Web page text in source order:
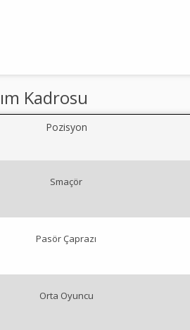
Kadrosu
Pozisyon
Smaçör
Pasör Çaprazı
Orta Oyuncu